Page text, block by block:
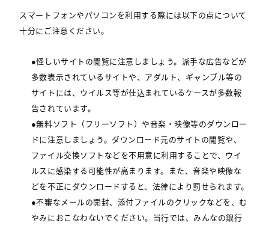
スマートフォンやパソコンを利用する際には以下の点について
十分にご注意ください。
●怪しいサイトの閲覧に注意しましょう。派手な広告などが
多数表示されているサイトや、アダルト、ギャンブル等の
サイトには、ウイルス等が仕込まれているケースが多数報
告されています。
●無料ソフト（フリーソフト）や音楽・映像等のダウンロー
ドに注意しましょう。ダウンロード元のサイトの閲覧や、
ファイル交換ソフトなどを不用意に利用することで、ウイ
ルスに感染する可能性が高まります。また、音楽や映像な
どを不正にダウンロードすると、法律により罰せられます。
●不審なメールの開封、添付ファイルのクリックなどを、む
やみにおこなわないでください。当行では、みんなの銀行